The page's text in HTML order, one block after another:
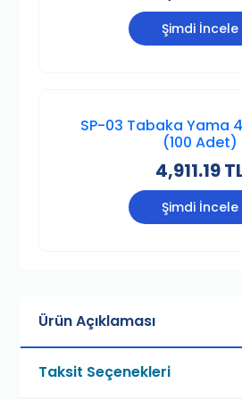
Şimdi İncele
SP-03 Tabaka Yama
(100 Adet)
4,911.19
Şimdi İncele
Ürün Açıklaması
Taksit Seçenekleri